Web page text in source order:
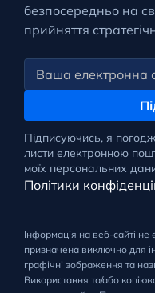
безпосередньо на
прийняття
Підписуючись, я
листи електронною
моїх персональних
Політики
Інформація на веб-сайті не
призначена виключно для
графічні зображення та
Використання та/або